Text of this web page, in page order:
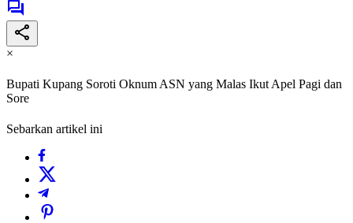
×
Bupati Kupang Soroti Oknum ASN yang Malas Ikut Apel Pagi dan
Sore
Sebarkan artikel ini